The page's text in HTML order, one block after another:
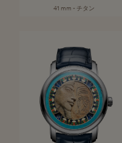
41 mm - チタン